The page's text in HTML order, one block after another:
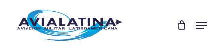
Menu
Close